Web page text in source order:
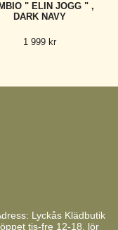
" ELIN JOGG " ,
DARK NAVY
1 999 kr
Lyckås Klädbutik
tis-fre 12-18, lör